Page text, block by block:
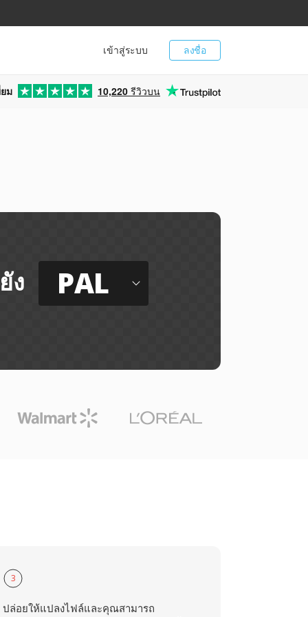
ลงชื่อ
เข้าสู่ระบบ
ม 10,220 รีวิวบน
ง PAL
3
ปล่อยให้แปลงไฟล์และคุณสามารถ